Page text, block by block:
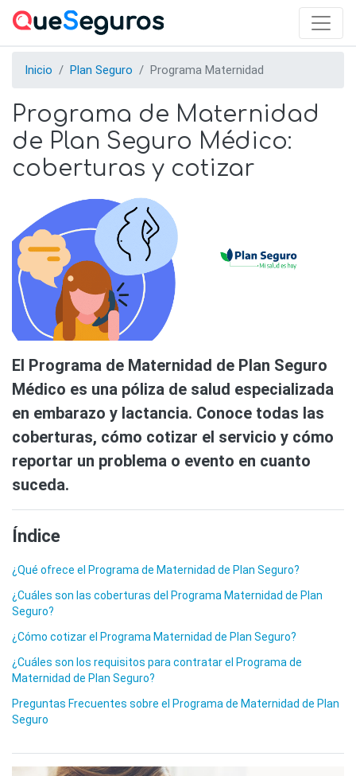
content
Inicio Plan Seguro Programa Maternidad
Programa de Maternidad
de Plan Seguro Médico:
coberturas y cotizar
El Programa de Maternidad de Plan Seguro
Médico es una póliza de salud especializada
en embarazo y lactancia. Conoce todas las
coberturas, cómo cotizar el servicio y cómo
reportar un problema o evento en cuanto
suceda.
Índice
¿Qué ofrece el Programa de Maternidad de Plan Seguro?
¿Cuáles son las coberturas del Programa Maternidad de Plan
Seguro?
¿Cómo cotizar el Programa Maternidad de Plan Seguro?
¿Cuáles son los requisitos para contratar el Programa de
Maternidad de Plan Seguro?
Preguntas Frecuentes sobre el Programa de Maternidad de Plan
Seguro